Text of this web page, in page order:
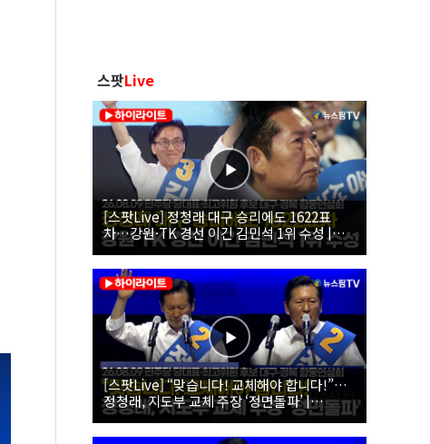
스팟Live
[스팟Live] 정청래 대구 승리에도 1622표
차…강원·TK 경선 이긴 김민석 1위 수성 |
26.08.09 더불어민주당 당대표·최고위원 후
보 대구·경북 합동연설회
[스팟Live] “맞습니다! 교체해야 합니다!”…
정청래, 지도부 교체 주장 ‘정면돌파’ |
26.08.09 더불어민주당 당대표·최고위원 후
보 대구·경북 합동연설회